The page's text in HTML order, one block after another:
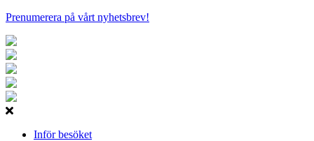
Prenumerera på vårt nyhetsbrev!
Inför besöket